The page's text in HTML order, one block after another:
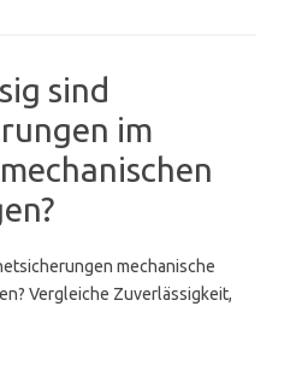
sind
im
mechanische
Vergleiche Zuverlässigkeit,